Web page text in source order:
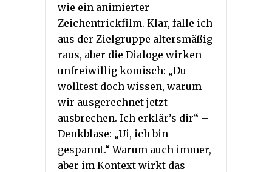
wie ein animierter
Zeichentrickfilm. Klar, falle ich
aus der Zielgruppe altersmäßig
raus, aber die Dialoge wirken
unfreiwillig komisch: „Du
wolltest doch wissen, warum
wir ausgerechnet jetzt
ausbrechen. Ich erklär’s dir“ –
Denkblase: „Ui, ich bin
gespannt.“ Warum auch immer,
aber im Kontext wirkt das